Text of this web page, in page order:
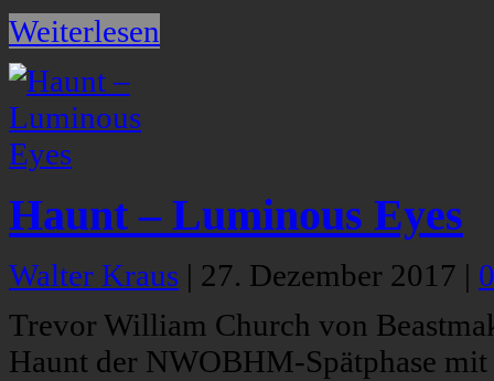
Weiterlesen
Haunt – Luminous Eyes
Walter Kraus | 27. Dezember 2017 |
Trevor William Church von
Haunt der NWOBHM-Spätphase